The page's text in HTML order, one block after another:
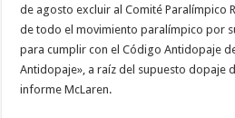
de agosto excluir al Comité Paralímpico
de todo el movimiento paralímpico por
para cumplir con el Código Antidopaje
Antidopaje», a raíz del supuesto dopaje
informe McLaren.